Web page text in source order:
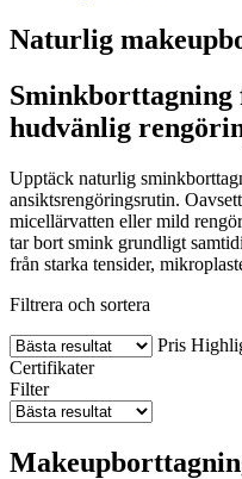
Naturlig
Sminkborttagning
hudvänlig
Upptäck naturlig
ansiktsrengöringsrutin.
micellärvatten eller mild
tar bort smink grundligt
från starka tensider,
Filtrera och sortera
Pris
Certifikater
Filter